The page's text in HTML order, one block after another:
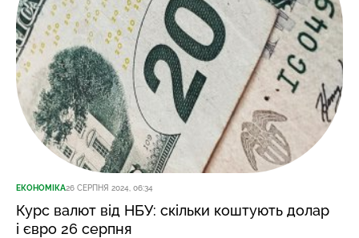
ЕКОНОМІКА26 СЕРПНЯ 2024, 06:34
Курс валют від НБУ: скільки коштують долар
і євро 26 серпня